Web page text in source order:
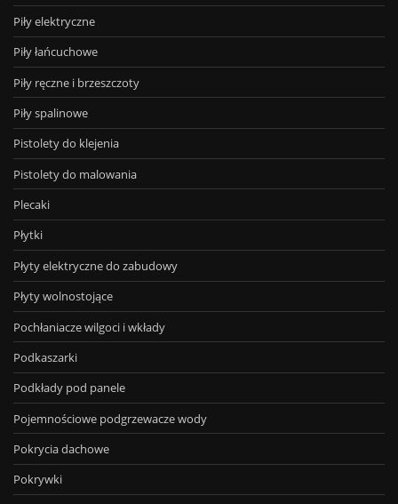
Piły elektryczne
Piły łańcuchowe
Piły ręczne i brzeszczoty
Piły spalinowe
Pistolety do klejenia
Pistolety do malowania
Plecaki
Płytki
Płyty elektryczne do zabudowy
Płyty wolnostojące
Pochłaniacze wilgoci i wkłady
Podkaszarki
Podkłady pod panele
Pojemnościowe podgrzewacze wody
Pokrycia dachowe
Pokrywki